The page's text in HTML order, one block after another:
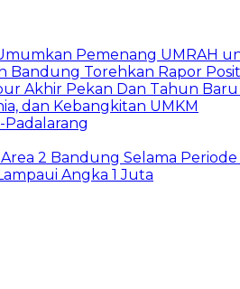
Pemenang UMRAH
Torehkan Rapor
Akhir Pekan Dan Tahun Baru
dan Kebangkitan UMKM
2 Bandung Selama
Angka 1 Juta